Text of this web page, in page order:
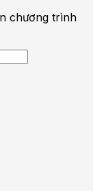
chương trình